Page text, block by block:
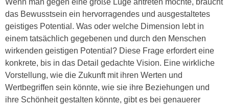
das Bewusstsein ein hervorragendes und ausgestaltetes
geistiges Potential. Was oder welche Dimension lebt in
einem tatsächlich gegebenen und durch den Menschen
wirkenden geistigen Potential? Diese Frage erfordert eine
konkrete, bis in das Detail gedachte Vision. Eine wirkliche
Vorstellung, wie die Zukunft mit ihren Werten und
Wertbegriffen sein könnte, wie sie ihre Beziehungen und
ihre Schönheit gestalten könnte, gibt es bei genauerer